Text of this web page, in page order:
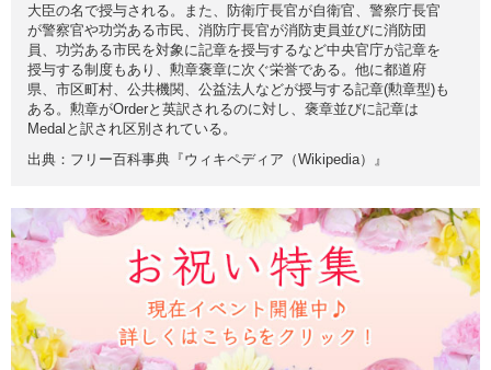
大臣の名で授与される。また、防衛庁長官が自衛官、警察庁長官
が警察官や功労ある市民、消防庁長官が消防吏員並びに消防団
員、功労ある市民を対象に記章を授与するなど中央官庁が記章を
授与する制度もあり、勲章褒章に次ぐ栄誉である。他に都道府
県、市区町村、公共機関、公益法人などが授与する記章(勲章型)も
ある。勲章がOrderと英訳されるのに対し、褒章並びに記章は
Medalと訳され区別されている。
出典：フリー百科事典『ウィキペディア（Wikipedia）』